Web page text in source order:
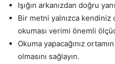
Işığın arkanızdan doğru
Bir metni yalnızca kendiniz
okuması verimi önemli
Okuma yapacağınız
olmasını sağlayın.